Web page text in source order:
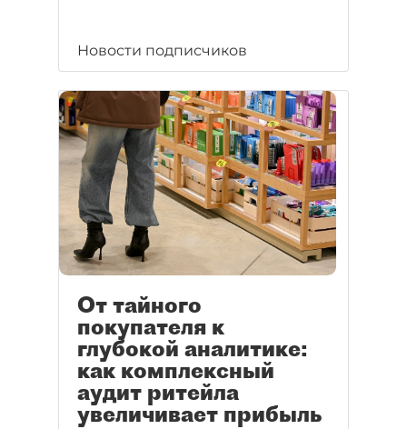
Новости подписчиков
От тайного
покупателя к
глубокой аналитике:
как комплексный
аудит ритейла
увеличивает прибыль